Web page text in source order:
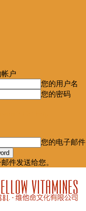
户
您的用户名
您的密码
您的电子邮件
件发送给您。